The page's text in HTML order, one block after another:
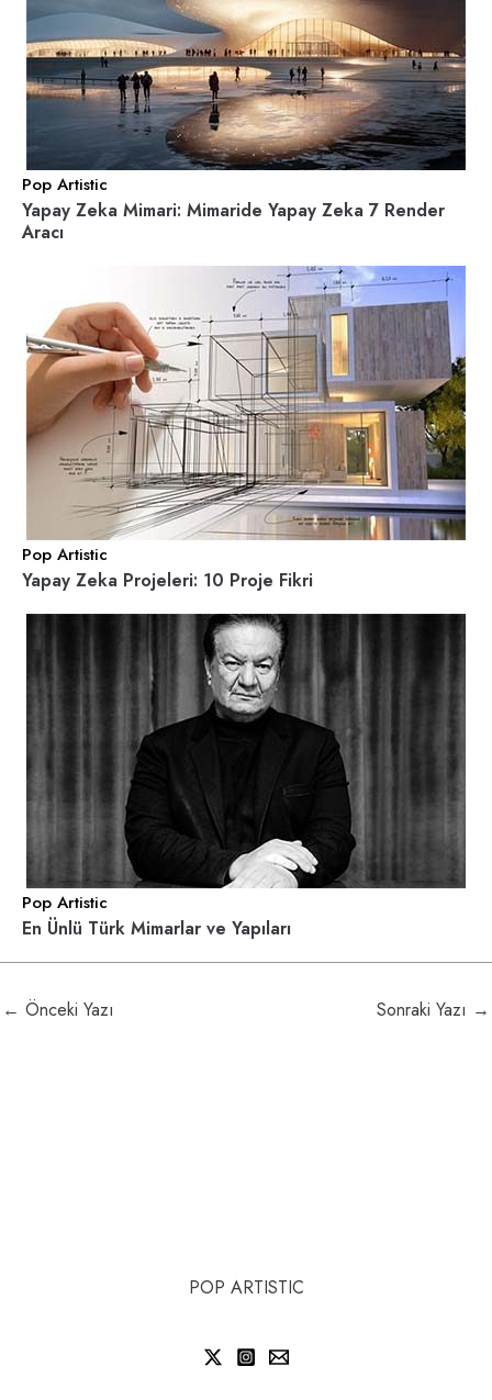
Pop Artistic
Yapay Zeka Mimari: Mimaride Yapay Zeka 7 Render
Aracı
Pop Artistic
Yapay Zeka Projeleri: 10 Proje Fikri
Pop Artistic
En Ünlü Türk Mimarlar ve Yapıları
← Önceki Yazı Sonraki Yazı →
POP ARTISTIC